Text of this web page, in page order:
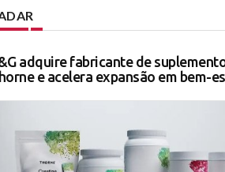
adquire fabricante de
e acelera expansão em bem-